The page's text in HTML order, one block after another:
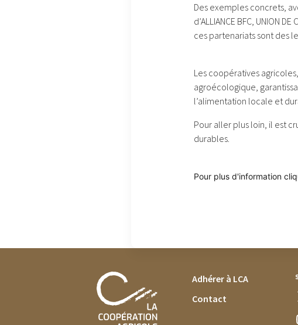
Des exemples concrets,
d’ALLIANCE BFC, UNION
ces partenariats sont des
Les coopératives
agroécologique,
l’alimentation locale et
Pour aller plus loin, il est
durables.
Pour plus d'information
FOOTER MENU
Adhérer à LCA
Contact